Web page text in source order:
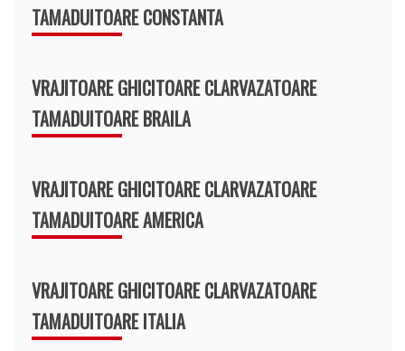
TAMADUITOARE CONSTANTA
VRAJITOARE GHICITOARE CLARVAZATOARE
TAMADUITOARE BRAILA
VRAJITOARE GHICITOARE CLARVAZATOARE
TAMADUITOARE AMERICA
VRAJITOARE GHICITOARE CLARVAZATOARE
TAMADUITOARE ITALIA